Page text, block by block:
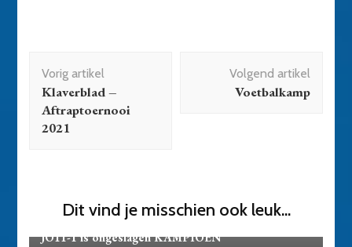
navigatie
Vorig artikel
Klaverblad –
Aftraptoernooi
2021
Volgend artikel
Voetbalkamp
Dit vind je misschien ook leuk...
Activiteiten
JO11-1 is ongeslagen KAMPIOEN